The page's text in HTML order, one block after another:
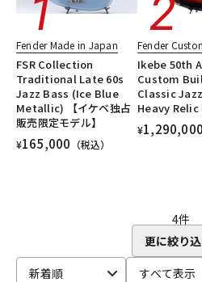
DJ機器
DTM オンライン納品
エレキギター/#American Professional
エレキギター/#American Professional II
エレキギター/#American Performer
ギターアンプ・ベースアンプ
エフ
ユーズド
ヴィンテージ ALL
Fender Made in Japan
FSR Collection
Traditional Late 60s
Jazz Bass (Ice Blue
Metallic) 【イケベ独占
販売限定モデル】
¥165,000 （税込）
Fender
Ikebe 50th
Custom
Classic
Heavy Relic
¥1,290,000
4件
更に絞り
新着順
すべて表示